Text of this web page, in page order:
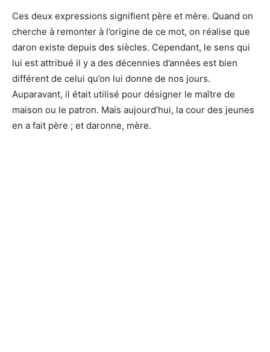
Ces deux expressions signifient père et mère. Quand on
cherche à remonter à l’origine de ce mot, on réalise que
daron existe depuis des siècles. Cependant, le sens qui
lui est attribué il y a des décennies d’années est bien
différent de celui qu’on lui donne de nos jours.
Auparavant, il était utilisé pour désigner le maître de
maison ou le patron. Mais aujourd’hui, la cour des jeunes
en a fait père ; et daronne, mère.